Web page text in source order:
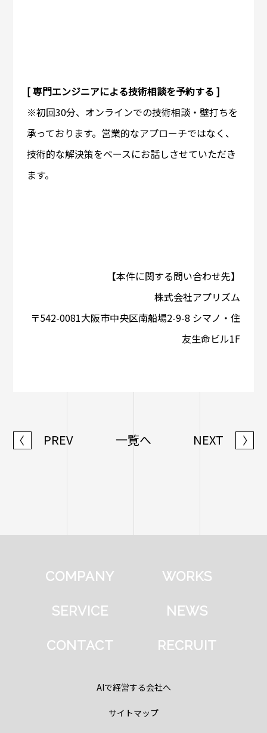
[ 専門エンジニアによる技術相談を予約する ]
※初回30分、オンラインでの技術相談・壁打ちを
承っております。営業的なアプローチではなく、
技術的な解決策をベースにお話しさせていただき
ます。
【本件に関する問い合わせ先】
株式会社アプリズム
〒542-0081⼤阪市中央区南船場2-9-8 シマノ・住
友生命ビル1F
〈 PREV 一覧へ NEXT 〉
COMPANY WORKS
SERVICE NEWS
CONTACT RECRUIT
AIで経営する会社へ
サイトマップ